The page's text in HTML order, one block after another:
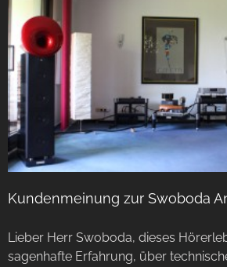
Kundenmeinung zur Swoboda
Lieber Herr Swoboda, dieses
sagenhafte Erfahrung, über